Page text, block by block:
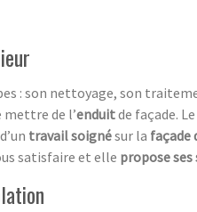
: son nettoyage, son
de l’enduitde façade. Le
travail soignésur la façade
satisfaire et elle propose ses